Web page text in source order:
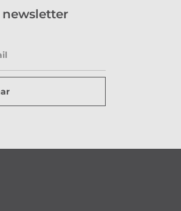
newsletter